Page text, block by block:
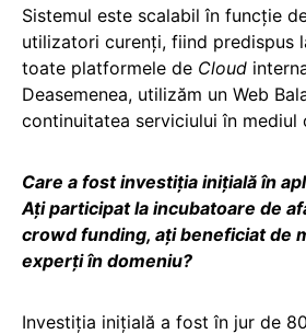
Sistemul este scalabil în funcție
utilizatori curenți, fiind predispus
toate platformele de Cloud
Deasemenea, utilizăm un Web
continuitatea serviciului în mediul
Care a fost investiția inițială în
Ați participat la incubatoare de
crowd funding, ați beneficiat de
experți în domeniu?
Investiția inițială a fost în jur de